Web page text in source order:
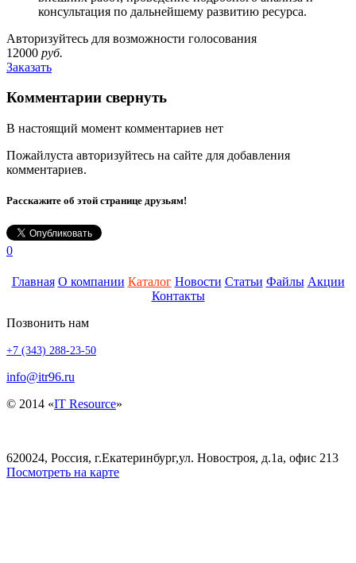
консультация по дальнейшему развитию ресурса.
Авторизуйтесь для возможности голосования
12000 руб.
Заказать
Комментарии свернуть
В настоящий момент комментариев нет
Пожайлуста авторизуйтесь на сайте для добавления
комментариев.
Расскажите об этой странице друзьям!
0
Главная О компании Каталог Новости Статьи Файлы Акции
Контакты
Позвонить нам
+7 (343) 288-23-50
info@itr96.ru
© 2014 «IT Resource»
620024, Россия, г.Екатеринбург,ул. Новостроя, д.1а, офис 213
Посмотреть на карте